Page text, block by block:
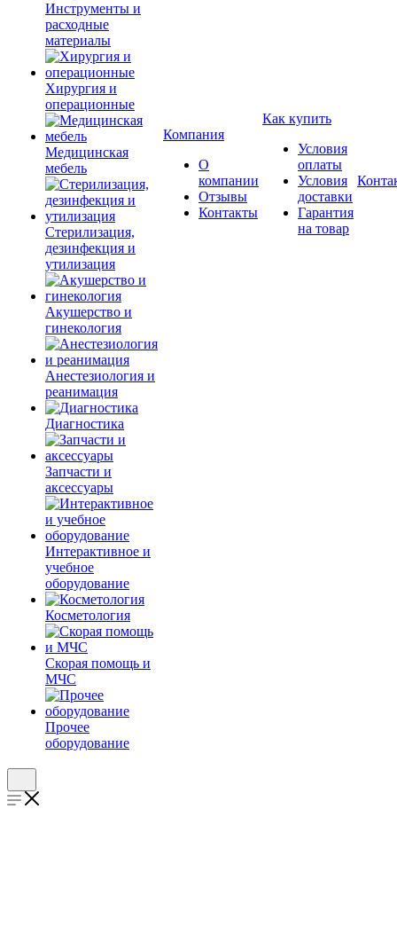
Инструменты и
расходные
материалы
Хирургия и
операционные
Медицинская
мебель
Стерилизация,
дезинфекция и
утилизация
Акушерство и
гинекология
Анестезиология и
реанимация
Диагностика
Запчасти и
аксессуары
Интерактивное и
учебное
оборудование
Косметология
Скорая помощь и
МЧС
Прочее
оборудование
Компания
О
компании
Отзывы
Контакты
Как купить
Условия
оплаты
Условия
доставки
Гарантия
на товар